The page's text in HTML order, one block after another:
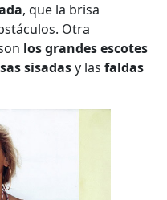
, que la brisa
Otra
los grandes escotes
sisadasy las faldas